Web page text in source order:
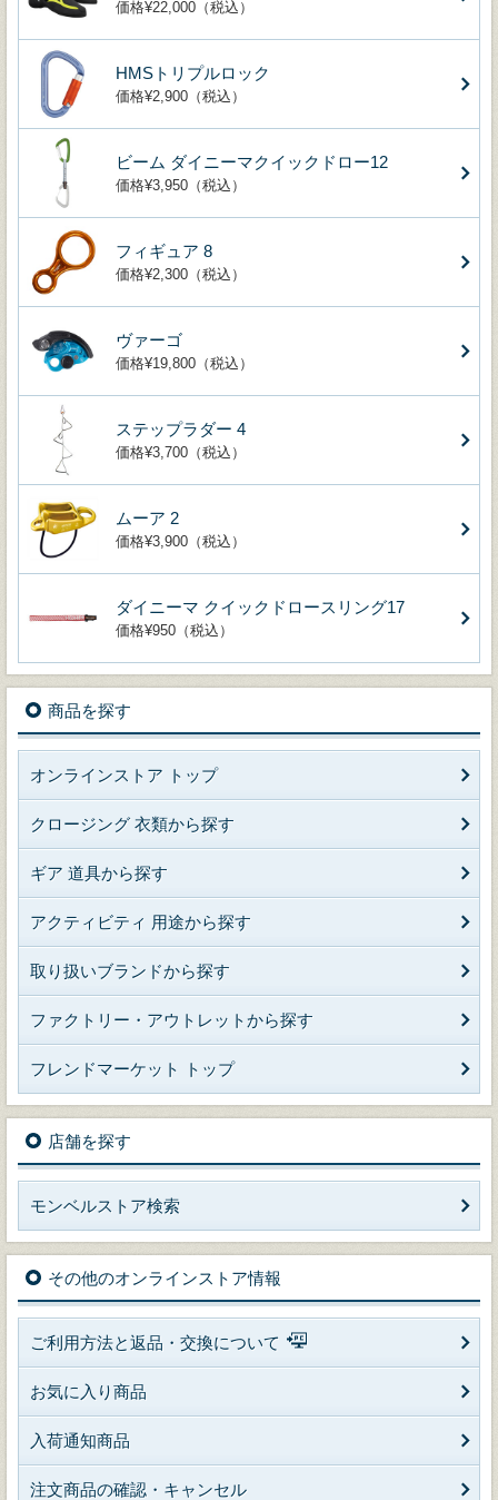
価格¥22,000（税込）
HMSトリプルロック
価格¥2,900（税込）
ビーム ダイニーマクイックドロー12
価格¥3,950（税込）
フィギュア 8
価格¥2,300（税込）
ヴァーゴ
価格¥19,800（税込）
ステップラダー 4
価格¥3,700（税込）
ムーア 2
価格¥3,900（税込）
ダイニーマ クイックドロースリング17
価格¥950（税込）
商品を探す
オンラインストア トップ
クロージング 衣類から探す
ギア 道具から探す
アクティビティ 用途から探す
取り扱いブランドから探す
ファクトリー・アウトレットから探す
フレンドマーケット トップ
店舗を探す
モンベルストア検索
その他のオンラインストア情報
ご利用方法と返品・交換について
お気に入り商品
入荷通知商品
注文商品の確認・キャンセル